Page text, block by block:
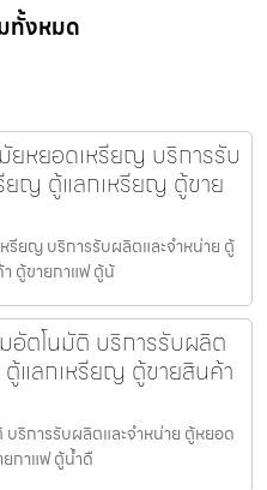
ทั้งหมด
ยหยอดเหรียญ​​ บริการรับ
ยญ ตู้แลกเหรียญ ตู้ขาย
ยญ​​ บริการรับผลิตและจำหน่าย ตู้
ตู้ขายกาแฟ ตู้น้
อัตโนมัติ บริการรับผลิต
แลกเหรียญ ตู้ขายสินค้า
ริการรับผลิตและจำหน่าย ตู้หยอด
กาแฟ ตู้น้ำดื